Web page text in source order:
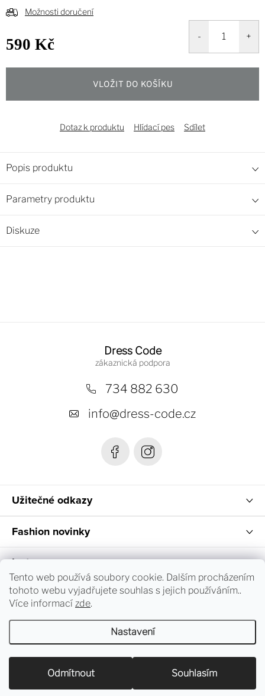
Tento web používá soubory cookie. Dalším procházením
tohoto webu vyjadřujete souhlas s jejich používáním..
Více informací zde.
Nastavení
Odmítnout Souhlasím
Možnosti doručení
590 Kč
VLOŽIT DO KOŠÍKU
Dotaz k produktu Hlídací pes Sdílet
Popis produktu
Parametry produktu
Diskuze
Dress Code
734 882 630
info@dress-code.cz
Užitečné odkazy
Fashion novinky
Instagram
Sledování objednávky a vrácení zboží
Copyright 2026dress-code.cz. Všechna práva vyhrazena.
Upravit nastavení cookies